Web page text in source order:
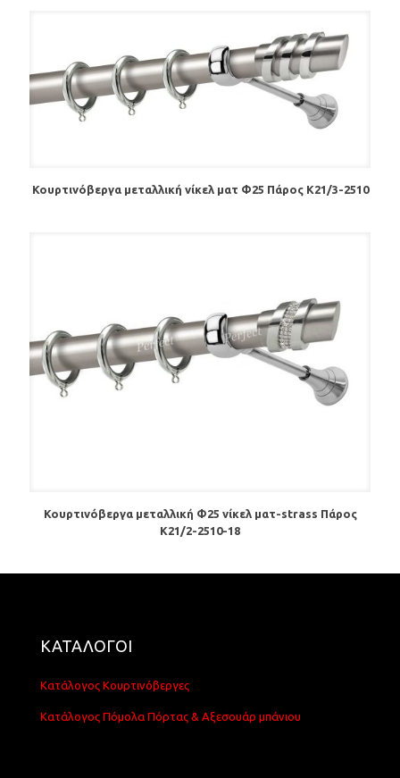
Κουρτινόβεργα μεταλλική νίκελ ματ Φ25 Πάρος K21/3-2510
Κουρτινόβεργα μεταλλική Φ25 νίκελ ματ-strass Πάρος
Κ21/2-2510-18
ΚΑΤΑΛΟΓΟΙ
Κατάλογος Κουρτινόβεργες
Κατάλογος Πόμολα Πόρτας & Αξεσουάρ μπάνιου